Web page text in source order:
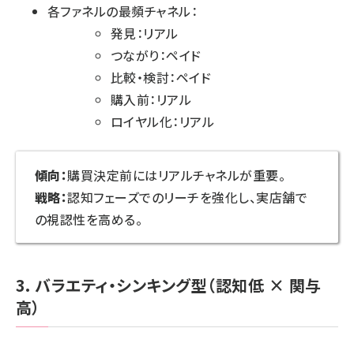
各ファネルの最頻チャネル：
発見：リアル
つながり：ペイド
比較・検討：ペイド
購入前：リアル
ロイヤル化：リアル
傾向：購買決定前にはリアルチャネルが重要。
戦略：認知フェーズでのリーチを強化し、実店舗で
の視認性を高める。
3. バラエティ・シンキング型（認知低 × 関与
高）